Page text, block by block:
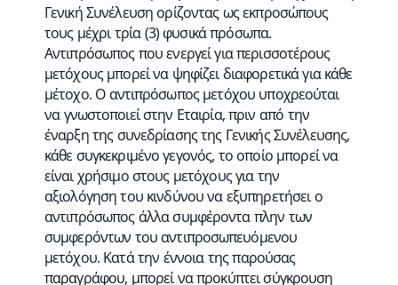
Γενική Συνέλευση ορίζοντας ως εκπροσώπους
τους μέχρι τρία (3) φυσικά πρόσωπα.
Αντιπρόσωπος που ενεργεί για περισσοτέρους
μετόχους μπορεί να ψηφίζει διαφορετικά για κάθε
μέτοχο. Ο αντιπρόσωπος μετόχου υποχρεούται
να γνωστοποιεί στην Εταιρία, πριν από την
έναρξη της συνεδρίασης της Γενικής Συνέλευσης,
κάθε συγκεκριμένο γεγονός, το οποίο μπορεί να
είναι χρήσιμο στους μετόχους για την
αξιολόγηση του κινδύνου να εξυπηρετήσει ο
αντιπρόσωπος άλλα συμφέροντα πλην των
συμφερόντων του αντιπροσωπευόμενου
μετόχου. Κατά την έννοια της παρούσας
παραγράφου, μπορεί να προκύπτει σύγκρουση